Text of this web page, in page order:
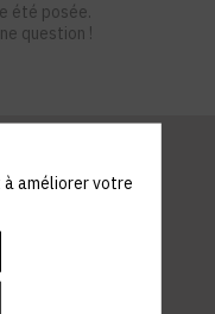
été posée.
question !
améliorer votre